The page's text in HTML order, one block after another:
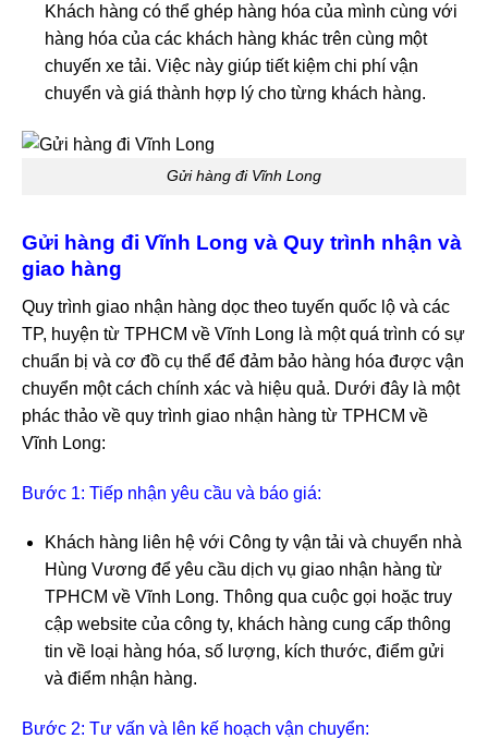
Khách hàng có thể ghép hàng hóa của mình cùng với
hàng hóa của các khách hàng khác trên cùng một
chuyến xe tải. Việc này giúp tiết kiệm chi phí vận
chuyển và giá thành hợp lý cho từng khách hàng.
Gửi hàng đi Vĩnh Long
Gửi hàng đi Vĩnh Long và Quy trình nhận và
giao hàng
Quy trình giao nhận hàng dọc theo tuyến quốc lộ và các
TP, huyện từ TPHCM về Vĩnh Long là một quá trình có sự
chuẩn bị và cơ đồ cụ thể để đảm bảo hàng hóa được vận
chuyển một cách chính xác và hiệu quả. Dưới đây là một
phác thảo về quy trình giao nhận hàng từ TPHCM về
Vĩnh Long:
Bước 1: Tiếp nhận yêu cầu và báo giá:
Khách hàng liên hệ với Công ty vận tải và chuyển nhà
Hùng Vương để yêu cầu dịch vụ giao nhận hàng từ
TPHCM về Vĩnh Long. Thông qua cuộc gọi hoặc truy
cập website của công ty, khách hàng cung cấp thông
tin về loại hàng hóa, số lượng, kích thước, điểm gửi
và điểm nhận hàng.
Bước 2: Tư vấn và lên kế hoạch vận chuyển: